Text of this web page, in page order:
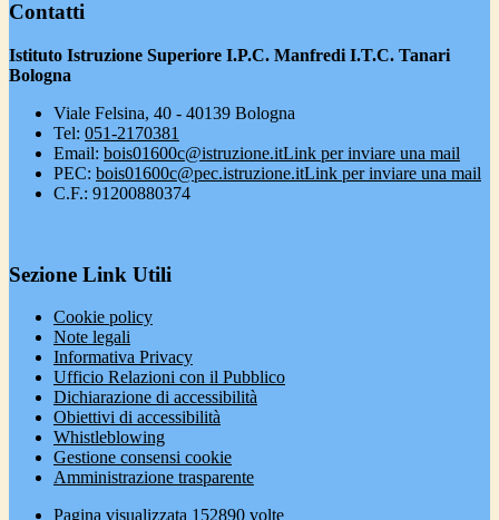
Contatti
Istituto Istruzione Superiore I.P.C. Manfredi I.T.C. Tanari
Bologna
Viale Felsina, 40 - 40139 Bologna
Tel: 051-2170381
Email: bois01600c@istruzione.itLink per inviare una mail
PEC: bois01600c@pec.istruzione.itLink per inviare una mail
C.F.: 91200880374
Sezione Link Utili
Cookie policy
Note legali
Informativa Privacy
Ufficio Relazioni con il Pubblico
Dichiarazione di accessibilità
Obiettivi di accessibilità
Whistleblowing
Gestione consensi cookie
Amministrazione trasparente
Pagina visualizzata 152890 volte